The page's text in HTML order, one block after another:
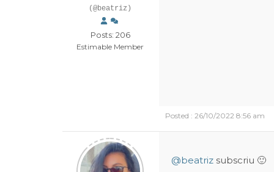
(@beatriz)
Posts: 206
Estimable Member
Posted : 26/10/2022 8:56 am
@beatriz subscriu 🙂